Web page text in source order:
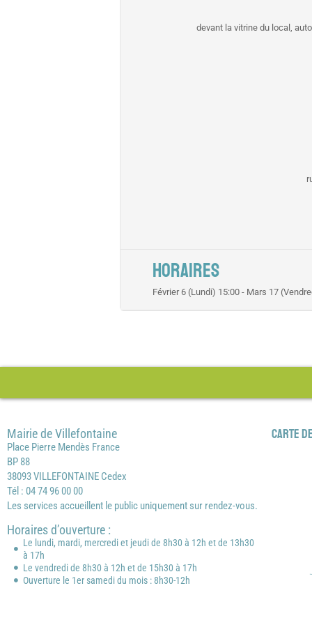
devant la vitrine du local,
HORAIRES
Février 6 (Lundi) 15:00 - Mars 17
Mairie de Villefontaine
Place Pierre Mendès France
BP 88
38093 VILLEFONTAINE Cedex
Tél : 04 74 96 00 00
Les services accueillent le public uniquement sur rendez-vous.
Horaires d’ouverture :
Le lundi, mardi, mercredi et jeudi de 8h30 à 12h et de 13h30
à 17h
Le vendredi de 8h30 à 12h et de 15h30 à 17h
Ouverture le 1er samedi du mois : 8h30-12h
Carte